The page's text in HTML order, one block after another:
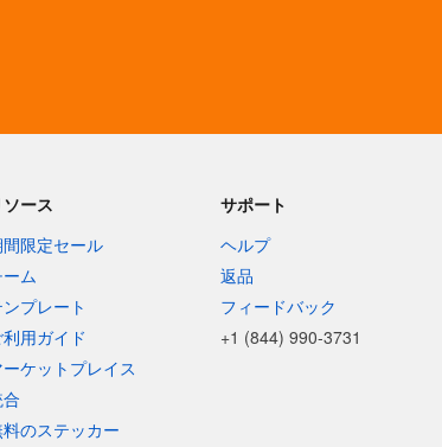
ソース
限定セール
ム
ンプレート
利用ガイド
ーケットプレイス
のステッカー
サポート
ヘルプ
返品
フィードバック
+1 (844) 990-3731